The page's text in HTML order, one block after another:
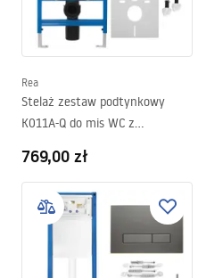
Rea
Stelaż zestaw podtynkowy
K011A-Q do mis WC z
769,00 zł